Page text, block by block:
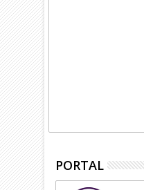
PORTAL